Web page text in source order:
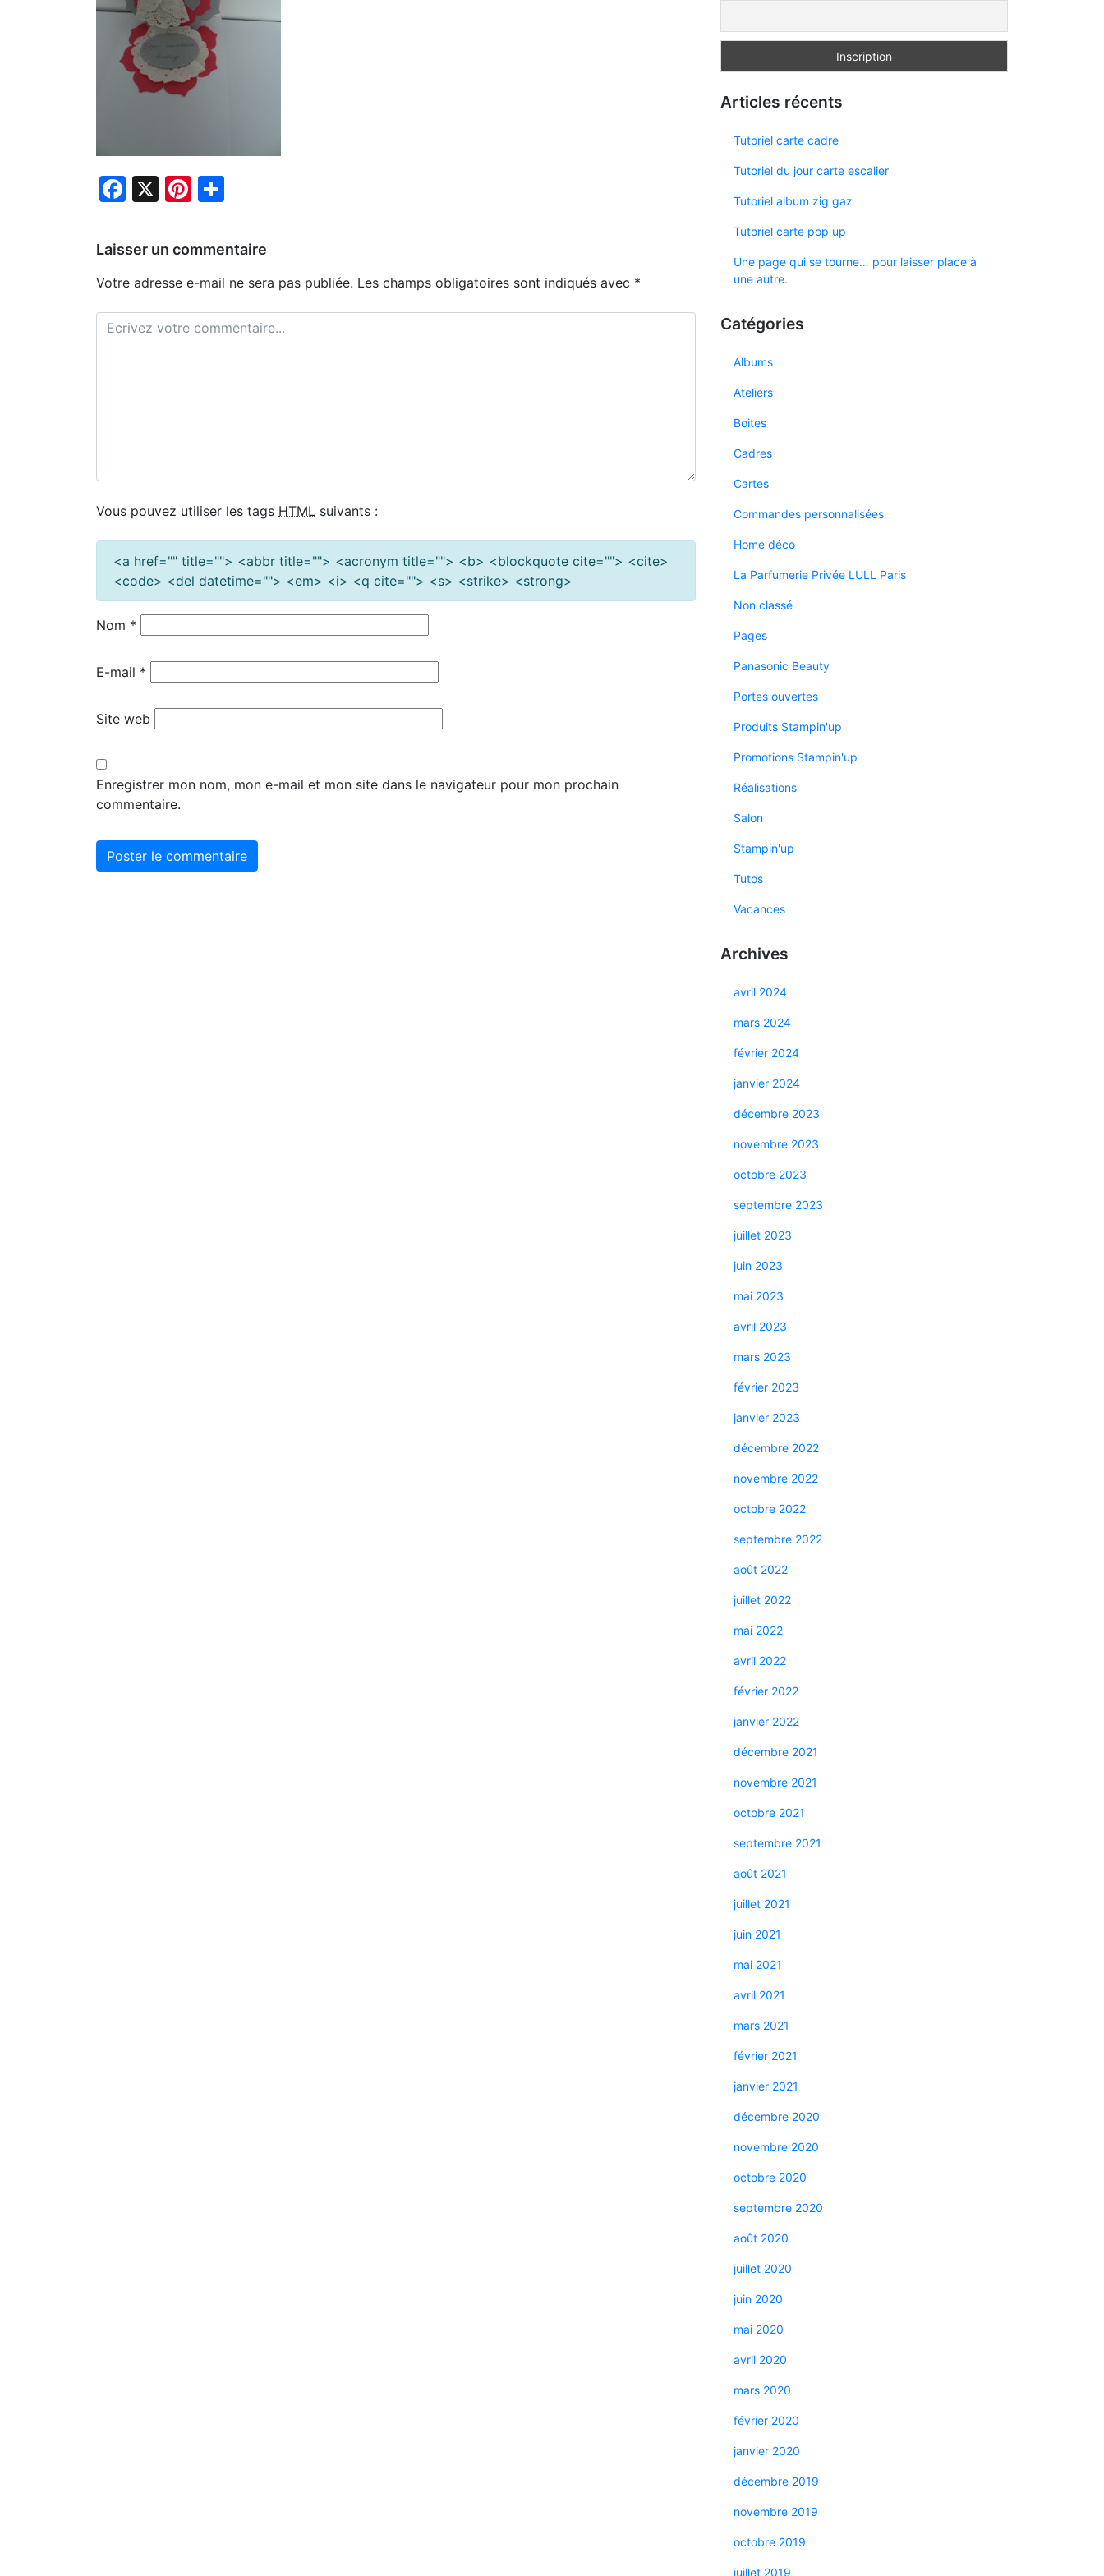
Facebook
X Pinterest
Laisser un commentaire
Votre adresse e-mail ne sera pas publiée. Les champs obligatoires sont indiqués avec *
Vous pouvez utiliser les tags HTML suivants :
<a href="" title=""> <abbr title=""> <acronym title=""> <b> <blockquote cite=""> <cite>
<code> <del datetime=""> <em> <i> <q cite=""> <s> <strike> <strong>
Nom *
E-mail *
Site web
Enregistrer mon nom, mon e-mail et mon site dans le navigateur pour mon prochain
commentaire.
Articles récents
Tutoriel carte cadre
Tutoriel du jour carte escalier
Tutoriel album zig gaz
Tutoriel carte pop up
Une page qui se tourne… pour laisser place à
une autre.
Catégories
Albums
Ateliers
Boites
Cadres
Cartes
Commandes personnalisées
Home déco
La Parfumerie Privée LULL Paris
Non classé
Pages
Panasonic Beauty
Portes ouvertes
Produits Stampin'up
Promotions Stampin'up
Réalisations
Salon
Stampin'up
Tutos
Vacances
Archives
avril 2024
mars 2024
février 2024
janvier 2024
décembre 2023
novembre 2023
octobre 2023
septembre 2023
juillet 2023
juin 2023
mai 2023
avril 2023
mars 2023
février 2023
janvier 2023
décembre 2022
novembre 2022
octobre 2022
septembre 2022
août 2022
juillet 2022
mai 2022
avril 2022
février 2022
janvier 2022
décembre 2021
novembre 2021
octobre 2021
septembre 2021
août 2021
juillet 2021
juin 2021
mai 2021
avril 2021
mars 2021
février 2021
janvier 2021
décembre 2020
novembre 2020
octobre 2020
septembre 2020
août 2020
juillet 2020
juin 2020
mai 2020
avril 2020
mars 2020
février 2020
janvier 2020
décembre 2019
novembre 2019
octobre 2019
juillet 2019